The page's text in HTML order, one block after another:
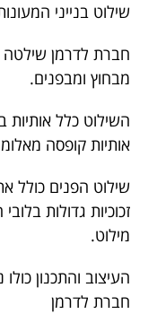
שילוט בנייני
חברת לדרמן שילטה
מבחוץ ומבפנים.
אותיות קופסה
שילוט הפנים כולל
זכוכיות גדולות
מילוט.
העיצוב והתכנון
חברת לדרמן